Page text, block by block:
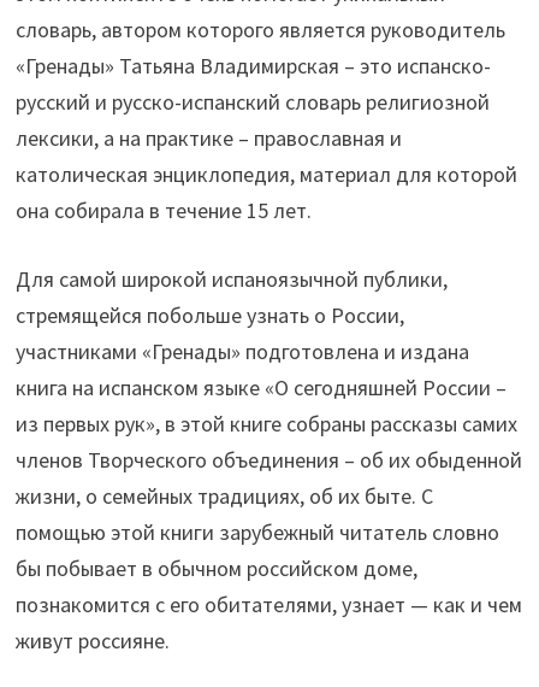
словарь, автором которого является руководитель
«Гренады» Татьяна Владимирская – это испанско-
русский и русско-испанский словарь религиозной
лексики, а на практике – православная и
католическая энциклопедия, материал для которой
она собирала в течение 15 лет.
Для самой широкой испаноязычной публики,
стремящейся побольше узнать о России,
участниками «Гренады» подготовлена и издана
книга на испанском языке «О сегодняшней России –
из первых рук», в этой книге собраны рассказы самих
членов Творческого объединения – об их обыденной
жизни, о семейных традициях, об их быте. С
помощью этой книги зарубежный читатель словно
бы побывает в обычном российском доме,
познакомится с его обитателями, узнает — как и чем
живут россияне.